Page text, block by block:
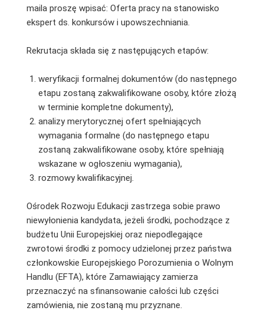
maila proszę wpisać: Oferta pracy na stanowisko
ekspert ds. konkursów i upowszechniania.
Rekrutacja składa się z następujących etapów:
weryfikacji formalnej dokumentów (do następnego
etapu zostaną zakwalifikowane osoby, które złożą
w terminie kompletne dokumenty),
analizy merytorycznej ofert spełniających
wymagania formalne (do następnego etapu
zostaną zakwalifikowane osoby, które spełniają
wskazane w ogłoszeniu wymagania),
rozmowy kwalifikacyjnej.
Ośrodek Rozwoju Edukacji zastrzega sobie prawo
niewyłonienia kandydata, jeżeli środki, pochodzące z
budżetu Unii Europejskiej oraz niepodlegające
zwrotowi środki z pomocy udzielonej przez państwa
członkowskie Europejskiego Porozumienia o Wolnym
Handlu (EFTA), które Zamawiający zamierza
przeznaczyć na sfinansowanie całości lub części
zamówienia, nie zostaną mu przyznane.